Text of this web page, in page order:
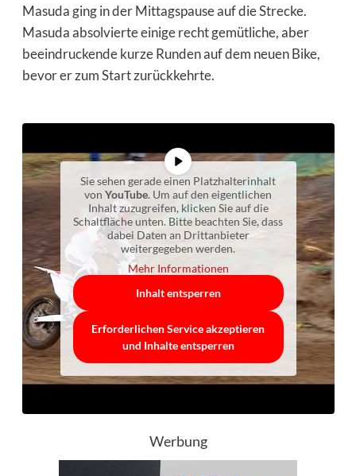
Masuda ging in der Mittagspause auf die Strecke.
Masuda absolvierte einige recht gemütliche, aber
beeindruckende kurze Runden auf dem neuen Bike,
bevor er zum Start zurückkehrte.
Sie sehen gerade einen Platzhalterinhalt
von YouTube. Um auf den eigentlichen
Inhalt zuzugreifen, klicken Sie auf die
Schaltfläche unten. Bitte beachten Sie, dass
dabei Daten an Drittanbieter
weitergegeben werden.
Mehr Informationen
Inhalt entsperren
Erforderlichen Service akzeptieren
und Inhalte entsperren
Werbung